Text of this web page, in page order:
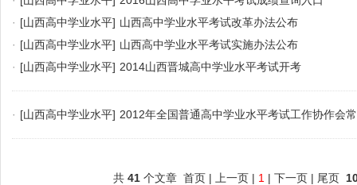
· [山西高中学业水平] 山西高中学业水平考试改革办法公布
· [山西高中学业水平] 山西高中学业水平考试实施办法公布
· [山西高中学业水平] 2014山西晋城高中学业水平考试开考
· [山西高中学业水平] 2012年全国普通高中学业水平考试工作协作会
共 41 个文章 首页 | 上一页 | 1 | 下一页 | 尾页